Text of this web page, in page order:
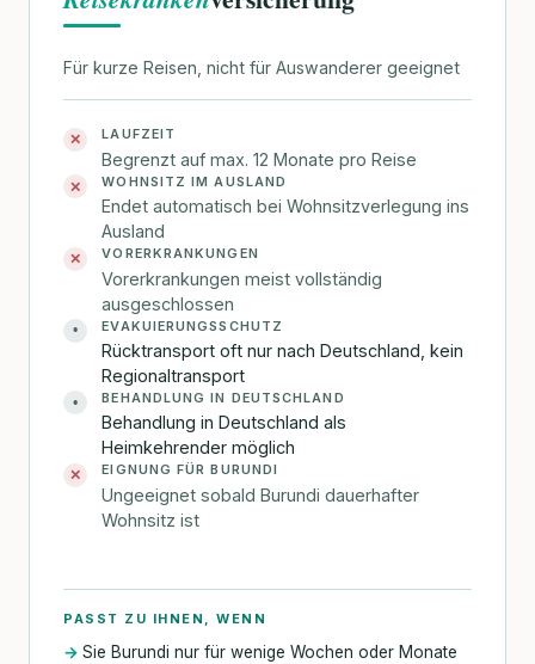
Für kurze Reisen, nicht für Auswanderer geeignet
✕ LAUFZEIT
Begrenzt auf max. 12 Monate pro Reise
✕ WOHNSITZ IM AUSLAND
Endet automatisch bei Wohnsitzverlegung ins
Ausland
✕ VORERKRANKUNGEN
Vorerkrankungen meist vollständig
ausgeschlossen
• EVAKUIERUNGSSCHUTZ
Rücktransport oft nur nach Deutschland, kein
Regionaltransport
• BEHANDLUNG IN DEUTSCHLAND
Behandlung in Deutschland als
Heimkehrender möglich
✕ EIGNUNG FÜR BURUNDI
Ungeeignet sobald Burundi dauerhafter
Wohnsitz ist
PASST ZU IHNEN, WENN
Sie Burundi nur für wenige Wochen oder Monate